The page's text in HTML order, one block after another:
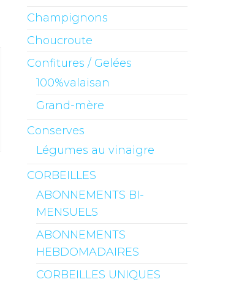
Champignons
Choucroute
Confitures / Gelées
100%valaisan
Grand-mère
Conserves
Légumes au vinaigre
CORBEILLES
ABONNEMENTS BI-
MENSUELS
ABONNEMENTS
HEBDOMADAIRES
CORBEILLES UNIQUES